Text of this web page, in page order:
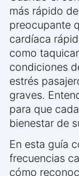
más rápido
preocupante
cardíaca
como
condiciones
estrés
graves.
para que
bienestar de
En esta guía
frecuencias
cómo